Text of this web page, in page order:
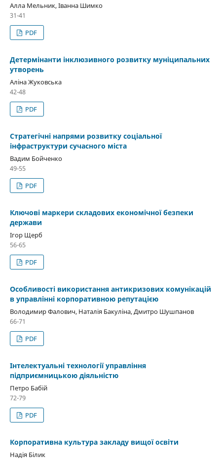
Алла Мельник, Іванна Шимко
31-41
PDF
Детермінанти інклюзивного розвитку муніципальних
утворень
Аліна Жуковська
42-48
PDF
Стратегічні напрями розвитку соціальної
інфраструктури сучасного міста
Вадим Бойченко
49-55
PDF
Ключові маркери складових економічної безпеки
держави
Ігор Щерб
56-65
PDF
Особливості використання антикризових комунікацій
в управлінні корпоративною репутацією
Володимир Фалович, Наталія Бакуліна, Дмитро Шушпанов
66-71
PDF
Інтелектуальні технології управління
підприємницькою діяльністю
Петро Бабій
72-79
PDF
Корпоративна культура закладу вищої освіти
Надія Білик